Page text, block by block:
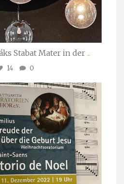
Stabat Mater in der ...
14 0
Nov. 29